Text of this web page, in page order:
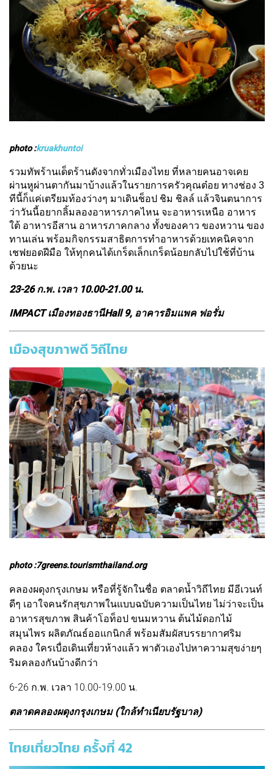
photo :kruakhuntoi
รวมทัพร้านเด็ดร้านดังจากทั่วเมืองไทย ที่หลายคนอาจเคย
ผ่านหูผ่านตากันมาบ้างแล้วในรายการครัวคุณต๋อย ทางช่อง 3
ทีนี้ก็แค่เตรียมท้องว่างๆ มาเดินช็อป ชิม ชิลล์ แล้วจินตนาการ
ว่าวันนี้อยากลิ้มลองอาหารภาคไหน จะอาหารเหนือ อาหาร
ใต้ อาหารอีสาน อาหารภาคกลาง ทั้งของคาว ของหวาน ของ
ทานเล่น พร้อมกิจกรรมสาธิตการทำอาหารด้วยเทคนิคจาก
เชฟยอดฝีมือ ให้ทุกคนได้เกร็ดเล็กเกร็ดน้อยกลับไปใช้ที่บ้าน
ด้วยนะ
23-26 ก.พ. เวลา 10.00-21.00 น.
IMPACT เมืองทองธานีHall 9, อาคารอิมแพค ฟอรั่ม
เมืองสุขภาพดี วิถีไทย
photo :7greens.tourismthailand.org
คลองผดุงกรุงเกษม หรือที่รู้จักในชื่อ ตลาดน้ำวิถีไทย มีอีเวนท์
ดีๆ เอาใจคนรักสุขภาพในแบบฉบับความเป็นไทย ไม่ว่าจะเป็น
อาหารสุขภาพ สินค้าโอท็อป ขนมหวาน ต้นไม้ดอกไม้
สมุนไพร ผลิตภัณธ์ออแกนิกส์ พร้อมสัมผัสบรรยากาศริม
คลอง ใครเบื่อเดินเที่ยวห้างแล้ว พาตัวเองไปหาความสุขง่ายๆ
ริมคลองกันบ้างดีกว่า
6-26 ก.พ. เวลา 10.00-19.00 น.
ตลาดคลองผดุงกรุงเกษม (ใกล้ทำเนียบรัฐบาล)
ไทยเที่ยวไทย ครั้งที่ 42